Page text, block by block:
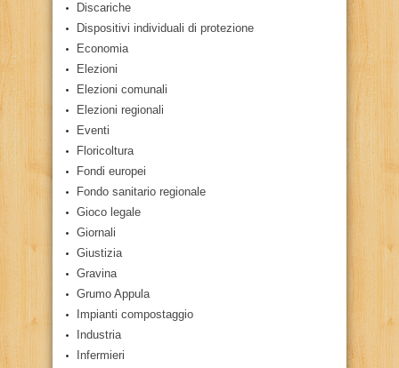
Discariche
Dispositivi individuali di protezione
Economia
Elezioni
Elezioni comunali
Elezioni regionali
Eventi
Floricoltura
Fondi europei
Fondo sanitario regionale
Gioco legale
Giornali
Giustizia
Gravina
Grumo Appula
Impianti compostaggio
Industria
Infermieri